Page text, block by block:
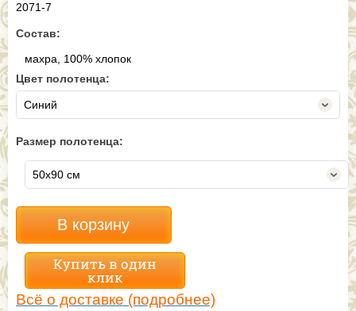
2071-7
Состав:
махра, 100% хлопок
Цвет полотенца:
Синий
Размер полотенца:
50х90 см
В корзину
Купить в один
клик
Всё о доставке (подробнее)